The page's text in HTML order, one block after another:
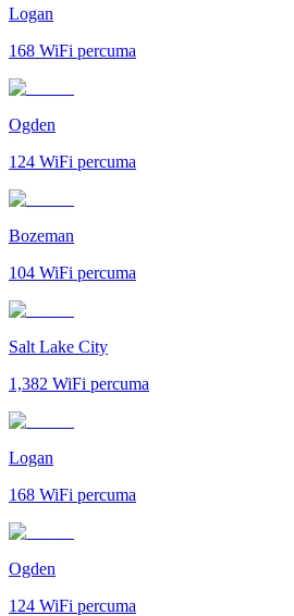
Logan
168 WiFi percuma
Ogden
124 WiFi percuma
Bozeman
104 WiFi percuma
Salt Lake City
1,382 WiFi percuma
Logan
168 WiFi percuma
Ogden
124 WiFi percuma